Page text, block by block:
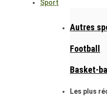
Sport
Autres
Football
Basket-ball
Les plus